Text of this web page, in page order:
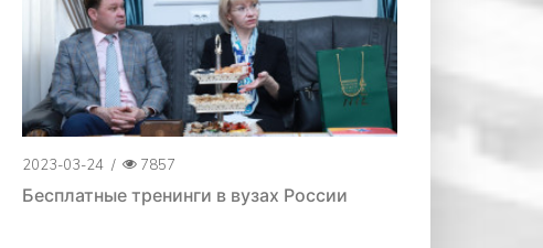
2023-03-24 / 7857
Бесплатные тренинги в вузах России